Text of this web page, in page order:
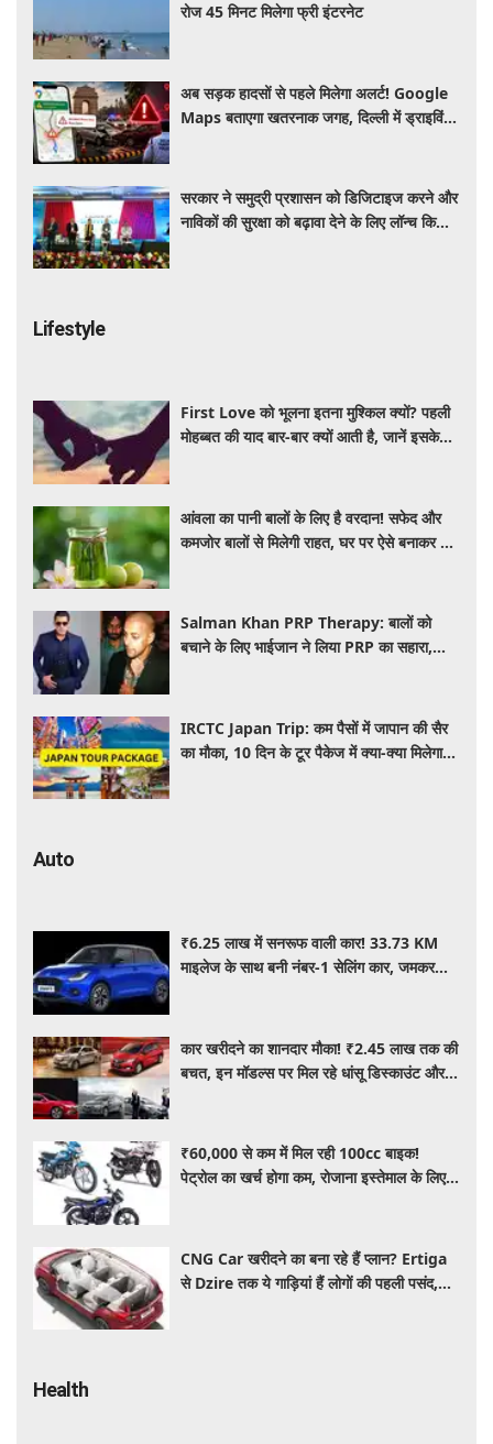
रोज 45 मिनट मिलेगा फ्री इंटरनेट
अब सड़क हादसों से पहले मिलेगा अलर्ट! Google
Maps बताएगा खतरनाक जगह, दिल्ली में ड्राइविंग
सरकार ने समुद्री प्रशासन को डिजिटाइज करने और
नाविकों की सुरक्षा को बढ़ावा देने के लिए लॉन्च किया
Lifestyle
First Love को भूलना इतना मुश्किल क्यों? पहली
मोहब्बत की याद बार-बार क्यों आती है, जानें इसके
आंवला का पानी बालों के लिए है वरदान! सफेद और
कमजोर बालों से मिलेगी राहत, घर पर ऐसे बनाकर करें
Salman Khan PRP Therapy: बालों को
बचाने के लिए भाईजान ने लिया PRP का सहारा,
IRCTC Japan Trip: कम पैसों में जापान की सैर
का मौका, 10 दिन के टूर पैकेज में क्या-क्या मिलेगा?
Auto
₹6.25 लाख में सनरूफ वाली कार! 33.73 KM
माइलेज के साथ बनी नंबर-1 सेलिंग कार, जमकर
कार खरीदने का शानदार मौका! ₹2.45 लाख तक की
बचत, इन मॉडल्स पर मिल रहे धांसू डिस्काउंट और
₹60,000 से कम में मिल रही 100cc बाइक!
पेट्रोल का खर्च होगा कम, रोजाना इस्तेमाल के लिए है
CNG Car खरीदने का बना रहे हैं प्लान? Ertiga
से Dzire तक ये गाड़ियां हैं लोगों की पहली पसंद,
Health